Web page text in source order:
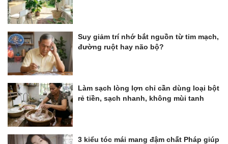
Suy giảm trí nhớ bắt nguồn từ tim mạch,
đường ruột hay não bộ?
Làm sạch lòng lợn chỉ cần dùng loại bột
rẻ tiền, sạch nhanh, không mùi tanh
3 kiểu tóc mái mang đậm chất Pháp giúp